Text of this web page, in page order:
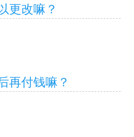
更改嘛？
再付钱嘛？